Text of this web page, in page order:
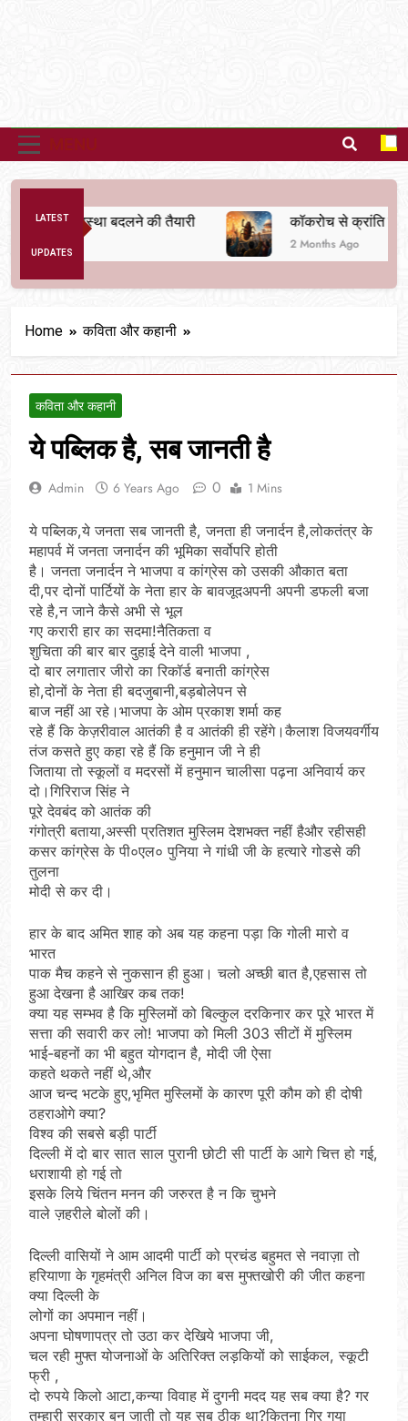
LATEST
UPDATES
व्यवस्था बदलने की तैयारी कॉकरोच से क्रांति तक
2 Months Ago
Home कविता और कहानी
कविता और कहानी
ये पब्लिक है, सब जानती है
Admin 6 Years Ago 0 1 Mins
ये पब्लिक,ये जनता सब जानती है, जनता ही जनार्दन है,लोकतंत्र के
महापर्व में जनता जनार्दन की भूमिका सर्वोपरि होती
है। जनता जनार्दन ने भाजपा व कांग्रेस को उसकी औकात बता
दी,पर दोनों पार्टियों के नेता हार के बावजूदअपनी अपनी डफली बजा
रहे है,न जाने कैसे अभी से भूल
गए करारी हार का सदमा!नैतिकता व
शुचिता की बार बार दुहाई देने वाली भाजपा ,
दो बार लगातार जीरो का रिकॉर्ड बनाती कांग्रेस
हो,दोनों के नेता ही बदजुबानी,बड़बोलेपन से
बाज नहीं आ रहे।भाजपा के ओम प्रकाश शर्मा कह
रहे हैं कि केज़रीवाल आतंकी है व आतंकी ही रहेंगे।कैलाश विजयवर्गीय
तंज कसते हुए कहा रहे हैं कि हनुमान जी ने ही
जिताया तो स्कूलों व मदरसों में हनुमान चालीसा पढ़ना अनिवार्य कर
दो।गिरिराज सिंह ने
पूरे देवबंद को आतंक की
गंगोत्री बताया,अस्सी प्रतिशत मुस्लिम देशभक्त नहीं हैऔर रहीसही
कसर कांग्रेस के पी०एल० पुनिया ने गांधी जी के हत्यारे गोडसे की
तुलना
मोदी से कर दी।
हार के बाद अमित शाह को अब यह कहना पड़ा कि गोली मारो व
भारत
पाक मैच कहने से नुकसान ही हुआ। चलो अच्छी बात है,एहसास तो
हुआ देखना है आखिर कब तक!
क्या यह सम्भव है कि मुस्लिमों को बिल्कुल दरकिनार कर पूरे भारत में
सत्ता की सवारी कर लो! भाजपा को मिली 303 सीटों में मुस्लिम
भाई-बहनों का भी बहुत योगदान है, मोदी जी ऐसा
कहते थकते नहीं थे,और
आज चन्द भटके हुए,भृमित मुस्लिमों के कारण पूरी कौम को ही दोषी
ठहराओगे क्या?
विश्व की सबसे बड़ी पार्टी
दिल्ली में दो बार सात साल पुरानी छोटी सी पार्टी के आगे चित्त हो गई,
धराशायी हो गई तो
इसके लिये चिंतन मनन की जरुरत है न कि चुभने
वाले ज़हरीले बोलों की।
दिल्ली वासियों ने आम आदमी पार्टी को प्रचंड बहुमत से नवाज़ा तो
हरियाणा के गृहमंत्री अनिल विज का बस मुफ्तखोरी की जीत कहना
क्या दिल्ली के
लोगों का अपमान नहीं।
अपना घोषणापत्र तो उठा कर देखिये भाजपा जी,
चल रही मुफ्त योजनाओं के अतिरिक्त लड़कियों को साईकल, स्कूटी
फ्री ,
दो रुपये किलो आटा,कन्या विवाह में दुगनी मदद यह सब क्या है? गर
तुम्हारी सरकार बन जाती तो यह सब ठीक था?कितना गिर गया